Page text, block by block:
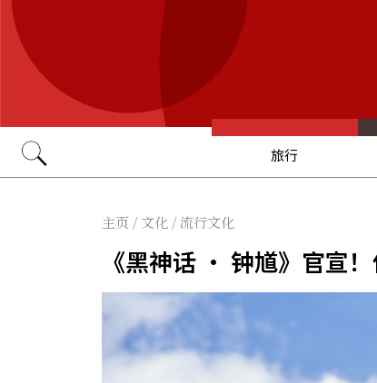
旅行
主页 / 文化 /流行文化
《黑神话 · 钟馗》官宣